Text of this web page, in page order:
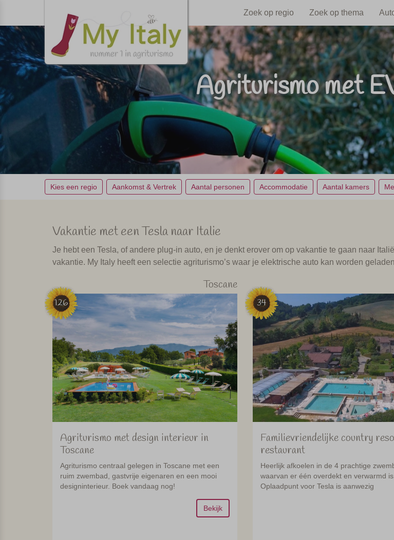
Zoek op regio Zoek op thema
Agriturismo met
Kies een regio Aankomst & Vertrek Aantal personen Accommodatie Aantal kamers
Vakantie met een Tesla naar Italie
Je hebt een Tesla, of andere plug-in auto, en je denkt erover om op vakantie te gaan naar
vakantie. My Italy heeft een selectie agriturismo’s waar je elektrische auto kan worden
Toscane
126
Agriturismo met design interieur in
Toscane
Agriturismo centraal gelegen in Toscane met een
ruim zwembad, gastvrije eigenaren en een mooi
designinterieur. Boek vandaag nog!
Bekijk
34
Familievriendelijke country
restaurant
Heerlijk afkoelen in de 4 prachtige
waarvan er één overdekt en verwarmd is.
Oplaadpunt voor Tesla is aanwezig